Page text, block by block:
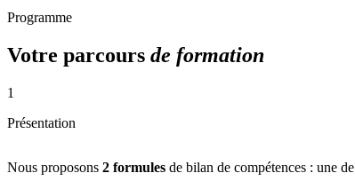
Programme
Votre parcours de formation
1
Présentation
Nous proposons 2 formules de bilan de compétences : une de